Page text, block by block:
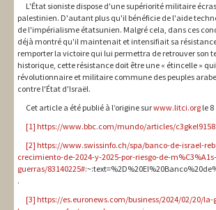
L'État sioniste dispose d'une supériorité militaire
palestinien. D'autant plus qu'il bénéficie de l'aide
de l'impérialisme étatsunien. Malgré cela, dans ces
déjà montré qu'il maintenait et intensifiait sa
remporter la victoire qui lui permettra de retrouver son
historique, cette résistance doit être une « étincelle »
révolutionnaire et militaire commune des peuples
contre l'État d'Israël.
Cet article a été publié à l’origine surwww.litci.org le
[1] https://www.bbc.com/mundo/articles/
[2] https://www.swissinfo.ch/spa/banco-de-israel-
crecimiento-de-2024-y-2025-por-riesgo-de-m%C3%A1s-
guerras/83140225#
.
[3] https://es.euronews.com/business/2024/02/20/